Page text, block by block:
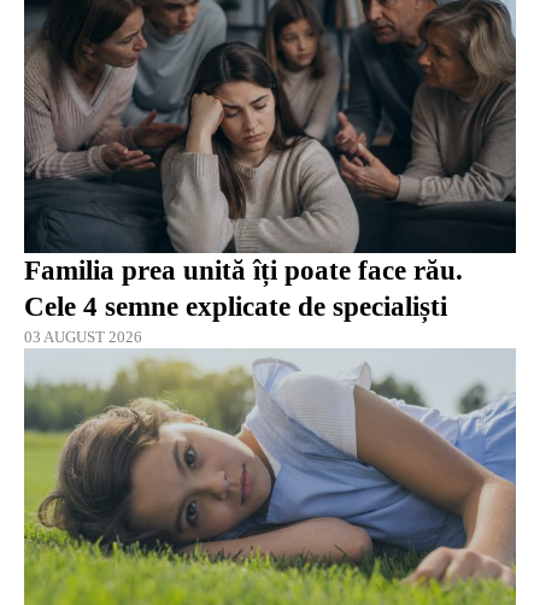
Familia prea unită îți poate face rău.
Cele 4 semne explicate de specialiști
03 AUGUST 2026